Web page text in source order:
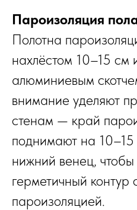
Пароизоляция
Полотна
нахлёстом 10–15 см
алюминиевым
внимание уделяют
стенам — край
поднимают на 10–15
нижний венец,
герметичный контур
пароизоляцией.